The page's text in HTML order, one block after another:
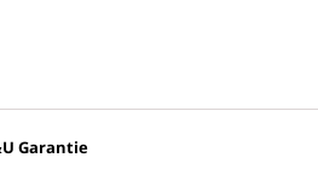
Garantie